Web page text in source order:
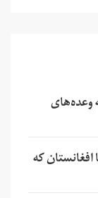
وعده‌های
افغانستان که